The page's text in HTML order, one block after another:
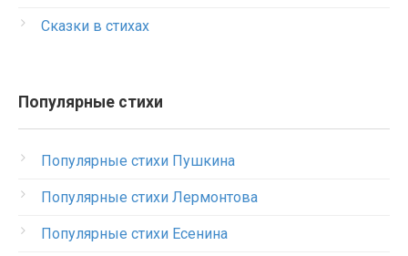
Сказки в стихах
Популярные стихи
Популярные стихи Пушкина
Популярные стихи Лермонтова
Популярные стихи Есенина